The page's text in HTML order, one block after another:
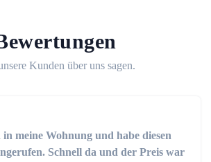
Kunden über uns sagen.
meine Wohnung und habe diesen
Schnell da und der Preis war